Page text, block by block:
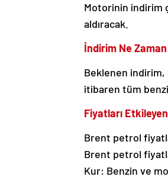
Motorinin indirim
aldıracak.
İndirim Ne
Beklenen indirim,
itibaren tüm
Fiyatları
Brent petrol
Brent petrol
Kur: Benzin ve